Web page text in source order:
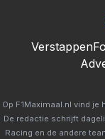
Verstappen
Op F1Maximaal.nl vind
De redactie schrijft
Racing en de andere